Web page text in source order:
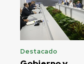
Destacado